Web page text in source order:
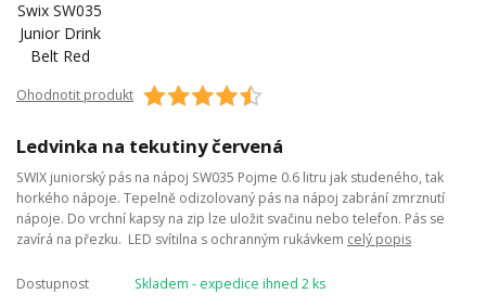
Ohodnotit produkt
Ledvinka na tekutiny červená
SWIX juniorský pás na nápoj SW035 Pojme 0.6 litru jak studeného, tak
horkého nápoje. Tepelně odizolovaný pás na nápoj zabrání zmrznutí
nápoje. Do vrchní kapsy na zip lze uložit svačinu nebo telefon. Pás se
zavírá na přezku. LED svítilna s ochranným rukávkem celý popis
Dostupnost
Skladem - expedice ihned 2 ks